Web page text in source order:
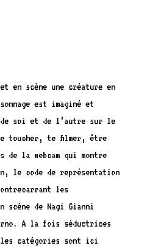
en scène une créature en
est imaginé et
soi et de l’autre sur le
toucher, te filmer, être
la webcam qui montre
le code de représentation
les
de Nagi Gianni
A la fois séductrices
catégories sont ici